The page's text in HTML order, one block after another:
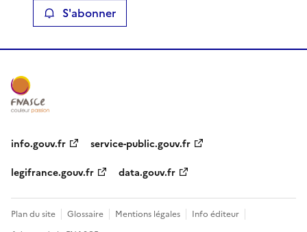
S'abonner
info.gouv.fr
service-public.gouv.fr
legifrance.gouv.fr
data.gouv.fr
Plan du site Glossaire Mentions légales
Info éditeur